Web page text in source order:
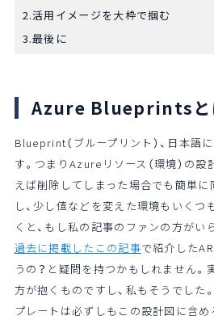
2.活用イメージを大枠で掴む
3.最後に
Azure Blueprintsと
Blueprint（ブループリント）、日本語
す。つまりAzureリソース（環境）の
えば削除してしまった場合でも簡単
し、少し値などを変えた環境もいくつ
くと、もし私の記事のファンの方がいら
過去に掲載したこの記事で紹介した
うの？と疑問を持つかもしれません。
方が抱くものですし、私もそうでした
プレートは必ずしもこの設計図に含め